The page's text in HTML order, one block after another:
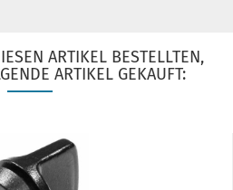
ARTIKEL BESTELLTEN,
ARTIKEL GEKAUFT: